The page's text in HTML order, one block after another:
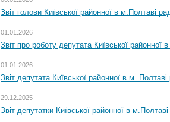
Звіт голови Київської районної в м.Полтаві
01.01.2026
Звіт про роботу депутата Київської районної
01.01.2026
Звіт депутата Київської районної в м.
29.12.2025
Звіт депутатки Київської районної в